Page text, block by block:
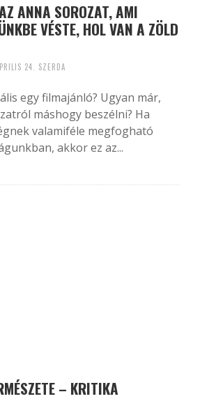
ANNA SOROZAT, AMI
VÉSTE, HOL VAN A ZÖLD
24. SZERDA
egy filmajánló? Ugyan már,
máshogy beszélni? Ha
valamiféle megfogható
akkor ez az...
– KRITIKA